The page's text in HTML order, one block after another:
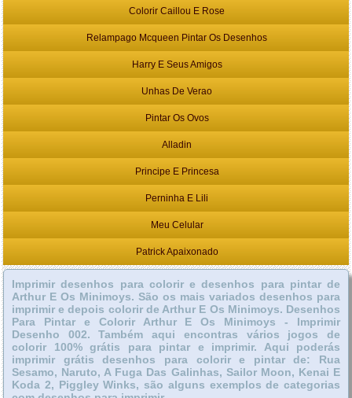
Colorir Caillou E Rose
Relampago Mcqueen Pintar Os Desenhos
Harry E Seus Amigos
Unhas De Verao
Pintar Os Ovos
Alladin
Principe E Princesa
Perninha E Lili
Meu Celular
Patrick Apaixonado
Imprimir desenhos para colorir e desenhos para pintar de
Arthur E Os Minimoys. São os mais variados desenhos para
imprimir e depois colorir de Arthur E Os Minimoys. Desenhos
Para Pintar e Colorir Arthur E Os Minimoys - Imprimir
Desenho 002. Também aqui encontras vários jogos de
colorir 100% grátis para pintar e imprimir. Aqui poderás
imprimir grátis desenhos para colorir e pintar de: Rua
Sesamo, Naruto, A Fuga Das Galinhas, Sailor Moon, Kenai E
Koda 2, Piggley Winks, são alguns exemplos de categorias